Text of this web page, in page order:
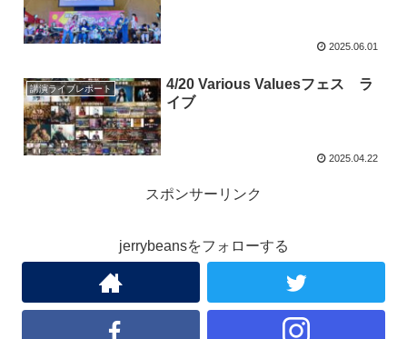
2025.06.01
講演ライブレポート
4/20 Various Valuesフェス ラ
イブ
2025.04.22
スポンサーリンク
jerrybeansをフォローする